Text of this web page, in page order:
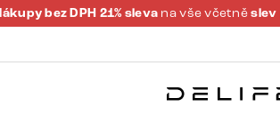
bez DPH 21% sleva na vše včetněslev